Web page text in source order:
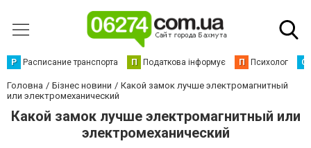
Р Расписание транспорта П Податкова інформує П Психолог С
Головна Бізнес новини
Какой замок лучше электромагнитный
или электромеханический
Какой замок лучше электромагнитный или
электромеханический